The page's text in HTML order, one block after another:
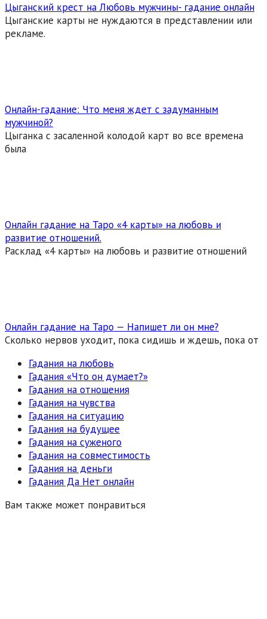
Цыганский крест на Любовь мужчины- гадание онлайн
Цыганские карты не нуждаются в представлении или
рекламе.
Онлайн-гадание: Что меня ждет с задуманным
мужчиной?
Цыганка с засаленной колодой карт во все времена
была
Онлайн гадание на Таро «4 карты» на любовь и
развитие отношений.
Расклад «4 карты» на любовь и развитие отношений
Онлайн гадание на Таро — Напишет ли он мне?
Сколько нервов уходит, пока сидишь и ждешь, пока от
Гадания на любовь
Гадания «Что он думает?»
Гадания на отношения
Гадания на чувства
Гадания на ситуацию
Гадания на будущее
Гадания на суженого
Гадания на совместимость
Гадания на деньги
Гадания Да Нет онлайн
Вам также может понравиться